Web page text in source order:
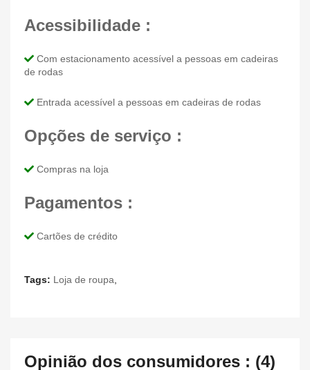
Acessibilidade :
Com estacionamento acessível a pessoas em cadeiras
de rodas
Entrada acessível a pessoas em cadeiras de rodas
Opções de serviço :
Compras na loja
Pagamentos :
Cartões de crédito
Tags: Loja de roupa
Opinião dos consumidores : (4)